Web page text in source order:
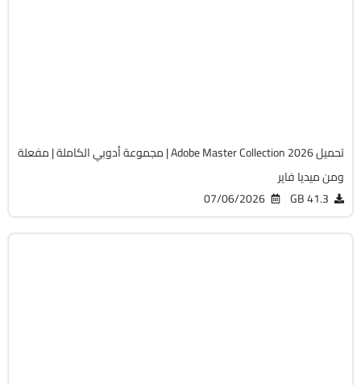
تحميل Adobe Master Collection 2026 | مجموعة أدوبي الكاملة | مفعلة
ومن ميديا فاير
41.3 GB
07/06/2026